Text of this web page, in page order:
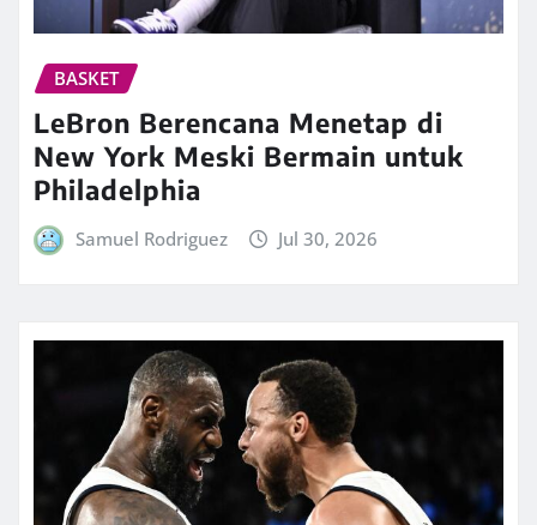
BASKET
LeBron Berencana Menetap di
New York Meski Bermain untuk
Philadelphia
Samuel Rodriguez Jul 30, 2026